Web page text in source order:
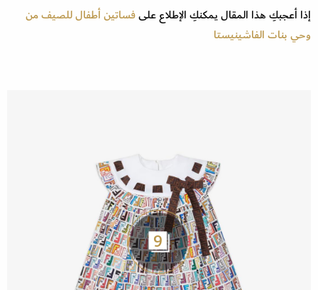
إذا أعجبكِ هذا المقال يمكنكِ الإطلاع علىفساتين أطفال للصيف من
وحي بنات الفاشينيستا
9